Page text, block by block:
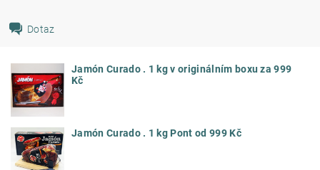
Dotaz
Jamón Curado . 1 kg v originálním boxu za 999
Kč
Jamón Curado . 1 kg Pont od 999 Kč